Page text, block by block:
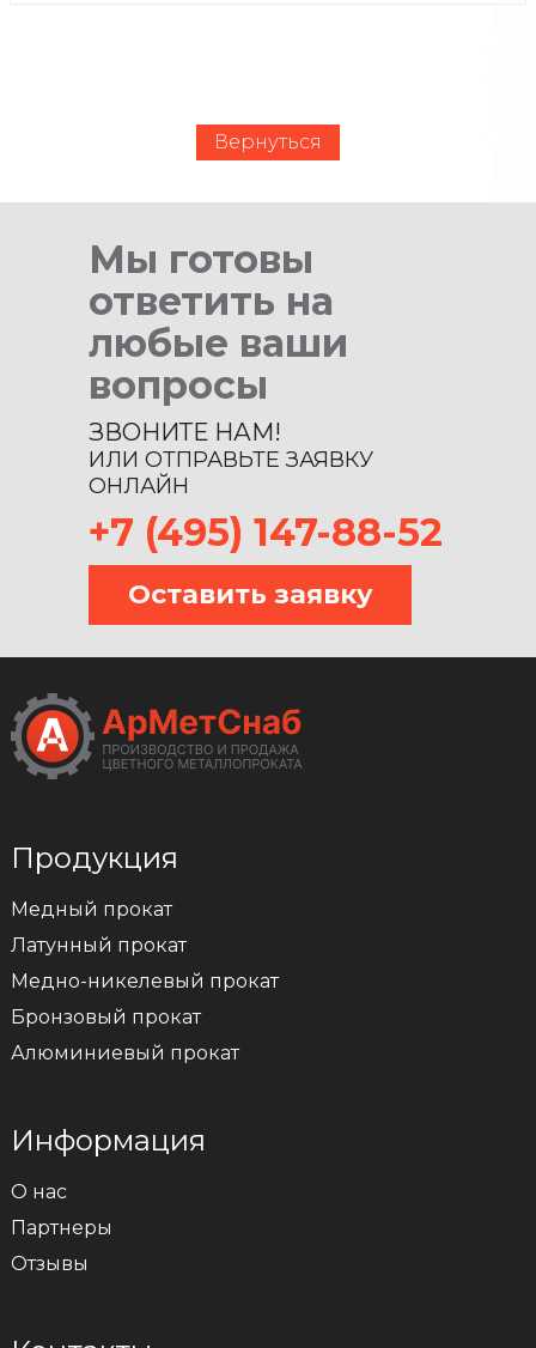
Вернуться
Мы готовы
ответить на
любые ваши
вопросы
ЗВОНИТЕ НАМ!
ИЛИ ОТПРАВЬТЕ ЗАЯВКУ
ОНЛАЙН
+7 (495) 147-88-52
Оставить заявку
Продукция
Медный прокат
Латунный прокат
Медно-никелевый прокат
Бронзовый прокат
Алюминиевый прокат
Информация
О нас
Партнеры
Отзывы